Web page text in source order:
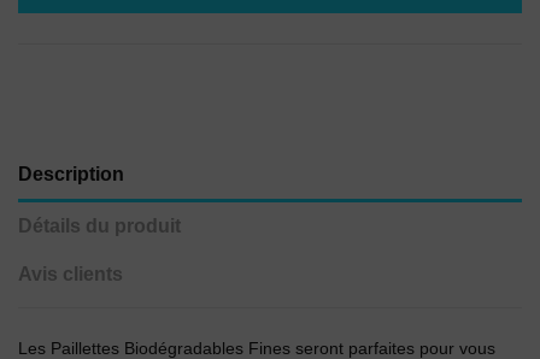
Description
Détails du produit
Avis clients
Les Paillettes Biodégradables Fines seront parfaites pour vous